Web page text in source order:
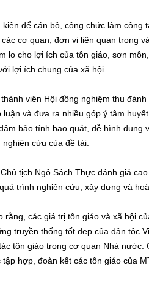
để cán bộ, công chức làm công
cơ quan, đơn vị liên quan trong
lo cho lợi ích của tôn giáo, sơn
lợi ích chung của xã hội.
viên Hội đồng nghiệm thu
và đưa ra nhiều góp ý tâm
bảo tính bao quát, dễ hình dung
cứu của đề tài.
tịch Ngô Sách Thực đánh giá
trình nghiên cứu, xây dựng và
rằng, các giá trị tôn giáo và xã hội
truyền thống tốt đẹp của dân tộc
tôn giáo trong cơ quan Nhà nước.
hợp, đoàn kết các tôn giáo của